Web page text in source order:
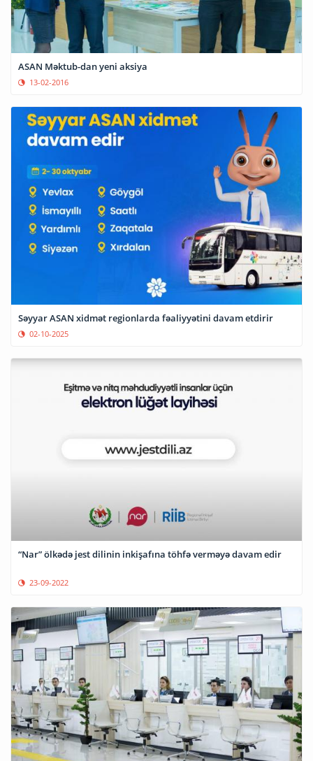
ASAN Məktub-dan yeni aksiya
13-02-2016
Səyyar ASAN xidmət regionlarda fəaliyyətini davam etdirir
02-10-2025
“Nar” ölkədə jest dilinin inkişafına töhfə verməyə davam edir
23-09-2022